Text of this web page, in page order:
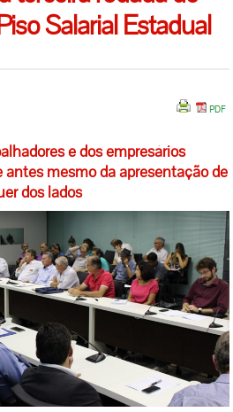
Salarial Estadual
e dos empresários
mesmo da apresentação de
dos lados